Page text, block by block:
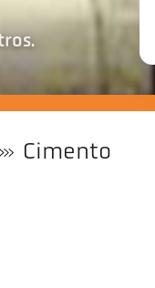
Cimento